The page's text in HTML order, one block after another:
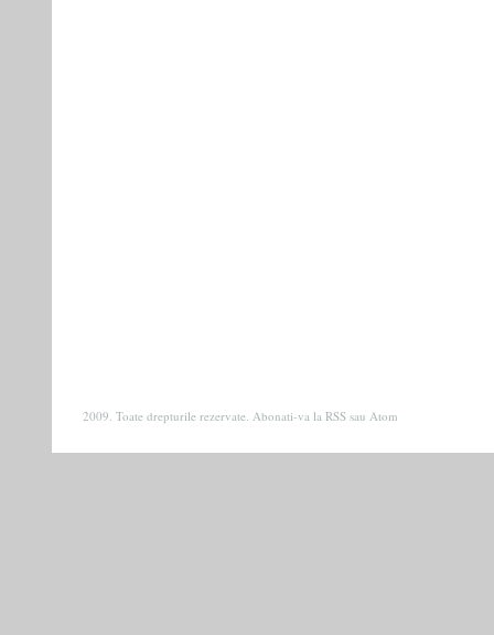
2009. Toate drepturile rezervate. Abonati-va la RSS sau Atom